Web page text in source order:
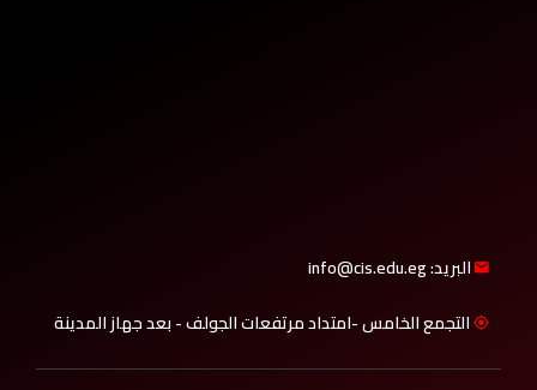
البريد: info@cis.edu.eg
التجمع الخامس -امتداد مرتفعات الجولف - بعد جهاز المدينة